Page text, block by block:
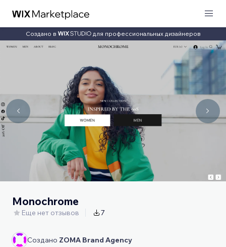
Создано в для профессиональных дизайнеров
Monochrome
Еще нет отзывов 7
Создано ZOMA Brand Agency